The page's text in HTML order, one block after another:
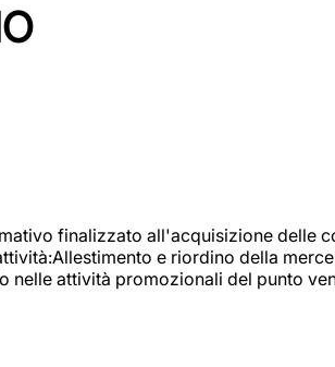
finalizzato all'acquisizione delle
e riordino della
nelle attività promozionali del punto